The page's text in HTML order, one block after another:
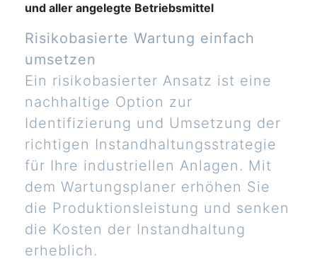
und aller angelegte Betriebsmittel
Risikobasierte Wartung einfach
umsetzen
Ein risikobasierter Ansatz ist eine
nachhaltige Option zur
Identifizierung und Umsetzung der
richtigen Instandhaltungsstrategie
für Ihre industriellen Anlagen. Mit
dem Wartungsplaner erhöhen Sie
die Produktionsleistung und senken
die Kosten der Instandhaltung
erheblich.